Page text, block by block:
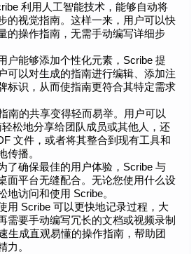
利用人工智能技术，能够自动将
的视觉指南。这样一来，用户可以快
的操作指南，无需手动编写详细步
户能够添加个性化元素，Scribe 提
可以对生成的指南进行编辑、添加注
标识，从而使指南更符合其特定需求
南的共享变得轻而易举。用户可以
松地分享给团队成员或其他人，还
文件，或者将其整合到现有工具和
传播。
了确保最佳的用户体验，Scribe 与
面平台无缝配合。无论您使用什么设
地访问和使用 Scribe。
用 Scribe 可以更快地记录过程，大
需要手动编写冗长的文档或视频录制
生成直观易懂的操作指南，帮助团
力。